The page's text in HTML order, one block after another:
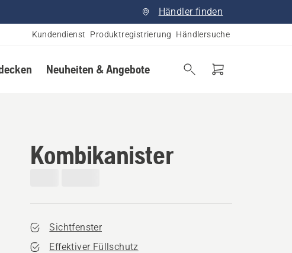
Händler finden
Kundendienst Produktregistrierung Händlersuche
Neuheiten & Angebote
Kombikanister
Sichtfenster
Effektiver Füllschutz